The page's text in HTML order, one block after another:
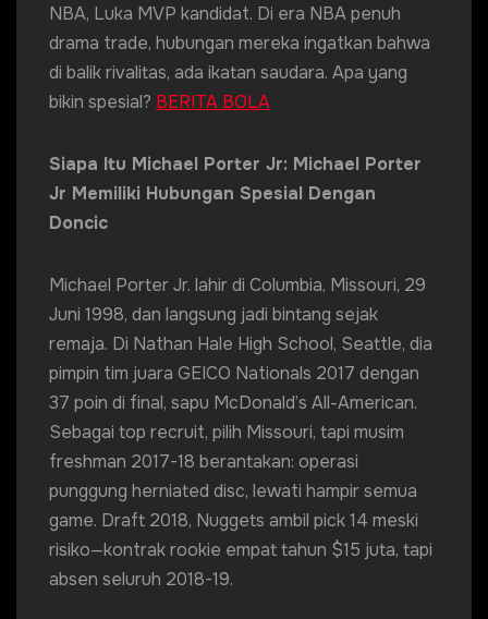
NBA, Luka MVP kandidat. Di era NBA penuh
drama trade, hubungan mereka ingatkan bahwa
di balik rivalitas, ada ikatan saudara. Apa yang
bikin spesial? BERITA BOLA
Siapa Itu Michael Porter Jr: Michael Porter
Jr Memiliki Hubungan Spesial Dengan
Doncic
Michael Porter Jr. lahir di Columbia, Missouri, 29
Juni 1998, dan langsung jadi bintang sejak
remaja. Di Nathan Hale High School, Seattle, dia
pimpin tim juara GEICO Nationals 2017 dengan
37 poin di final, sapu McDonald’s All-American.
Sebagai top recruit, pilih Missouri, tapi musim
freshman 2017-18 berantakan: operasi
punggung herniated disc, lewati hampir semua
game. Draft 2018, Nuggets ambil pick 14 meski
risiko—kontrak rookie empat tahun $15 juta, tapi
absen seluruh 2018-19.